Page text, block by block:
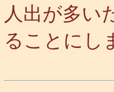
人出が多い
ることにし